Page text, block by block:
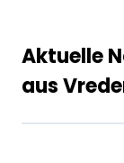
Aktuelle
aus
Lorem